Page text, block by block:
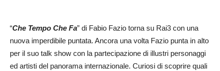
“Che Tempo Che Fa” di Fabio Fazio torna su Rai3 con una
nuova imperdibile puntata. Ancora una volta Fazio punta in alto
per il suo talk show con la partecipazione di illustri personaggi
ed artisti del panorama internazionale. Curiosi di scoprire quali